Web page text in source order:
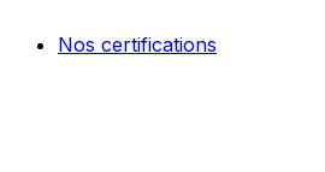
Nos certifications